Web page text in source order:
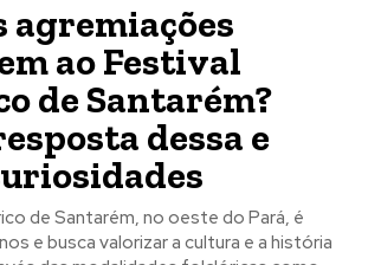
agremiações
ao Festival
de Santarém?
dessa e
de Santarém, no oeste do Pará, é
e busca valorizar a cultura e a história